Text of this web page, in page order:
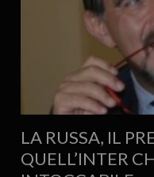
LA RUSSA, IL
QUELL’INTER